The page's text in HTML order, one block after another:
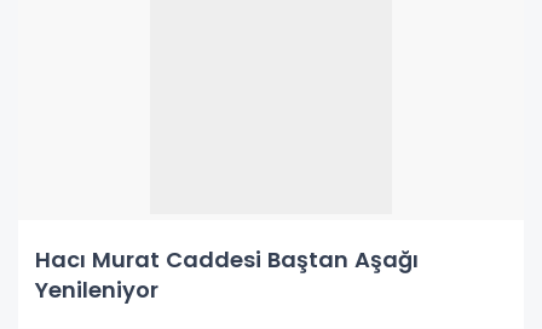
Hacı Murat Caddesi Baştan Aşağı
Yenileniyor